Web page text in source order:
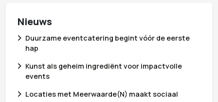
Nieuws
Duurzame eventcatering begint vóór de eerste
hap
Kunst als geheim ingrediënt voor impactvolle
events
Locaties met Meerwaarde(N) maakt sociaal